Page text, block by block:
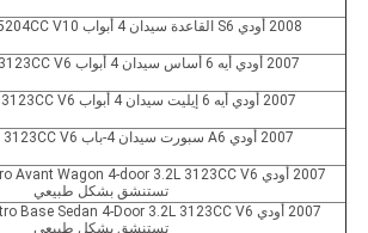
2008 أودي S6 القاعدة سيدان 4 أبواب 5.2L 5204CC V10 غاز DOHC
2007 أودي أيه 6 أساس سيدان 4 أبواب 3.2L 3123CC V6 غاز DOHC
2007 أودي أيه 6 إيليت سيدان 4 أبواب 3.2L 3123CC V6 غاز DOHC
2007 أودي A6 سبورت سيدان 4-باب 3.2L 3123CC V6 غاز DOHC
تستنشق بشكل طبيعي
تستنشق بشكل طبيعي